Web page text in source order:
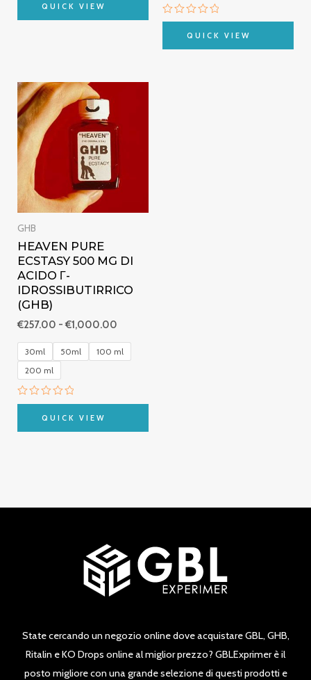
5
QUICK VIEW
Valutato
5
QUICK VIEW
GHB
HEAVEN PURE
ECSTASY 500 MG DI
ACIDO Γ-
IDROSSIBUTIRRICO
(GHB)
€257.00 - €1,000.00
da
€1,000.00
30ml 50ml
100 ml
200 ml
Valutato
5
QUICK VIEW
State cercando un negozio online dove acquistare GBL, GHB,
Ritalin e KO Drops online al miglior prezzo? GBLExprimer è il
posto migliore con una grande selezione di questi prodotti e